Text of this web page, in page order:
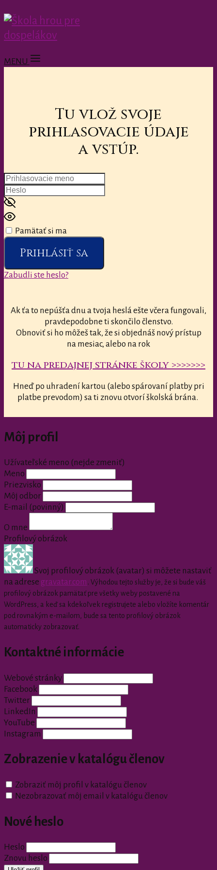
MENU
Tu vlož svoje
prihlasovacie údaje
a vstúp.
Pamätať si ma
Prihlásiť sa
Zabudli ste heslo?
Ak ťa to nepúšťa dnu a tvoja heslá ešte včera fungovali,
pravdepodobne ti skončilo členstvo.
Obnoviť si ho môžeš tak, že si objednáš nový prístup
na mesiac, alebo na rok
tu na predajnej stránke školy >>>>>>>
Hneď po uhradení kartou (alebo spárovaní platby pri
platbe prevodom) sa ti znovu otvorí školská brána.
Môj profil
Užívateľské meno (nejde zmeniť)
Meno
Priezvisko
Môj odbor
E-mail
(povinný)
O mne
Profilový obrázok
Svoj profilový obrázok (avatar) si môžete nastaviť
na adrese gravatar.com . Výhodou tejto služby je, že si bude váš
profilový obrázok pamätať pre všetky weby postavené na
WordPress, a keď sa kdekoľvek registrujete alebo vložíte komentár
pod rovnakým e-mailom, bude sa tento profilový obrázok
automaticky zobrazovať.
Kontaktné informácie
Webové stránky
Facebook
Twitter
LinkedIn
YouTube
Instagram
Zobrazenie v katalógu členov
Zobraziť môj profil v katalógu členov
Nezobrazovať môj email v katalógu členov
Nové heslo
Heslo
Znovu heslo